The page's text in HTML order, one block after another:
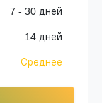
7 - 30 дней
14 дней
Среднее